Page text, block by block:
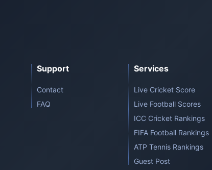
Support
Contact
FAQ
Services
Live Cricket Score
Live Football Scores
ICC Cricket Rankings
FIFA Football Rankings
ATP Tennis Rankings
Guest Post